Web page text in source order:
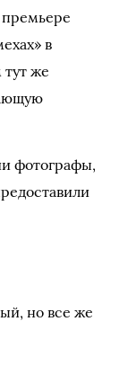
в
тут же
фотографы,
но все же